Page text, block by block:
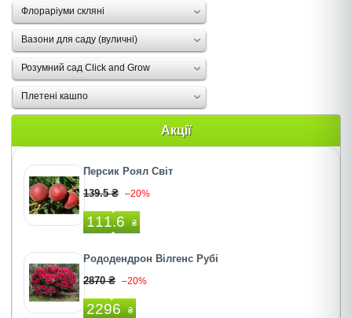
Флораріуми скляні
Вазони для саду (вуличні)
Розумний сад Click and Grow
Плетені кашпо
Акції
Персик Роял Світ
139.5 ₴ –20%
111.6 ₴
Рододендрон Вілгенс Рубі
2870 ₴ –20%
2296 ₴